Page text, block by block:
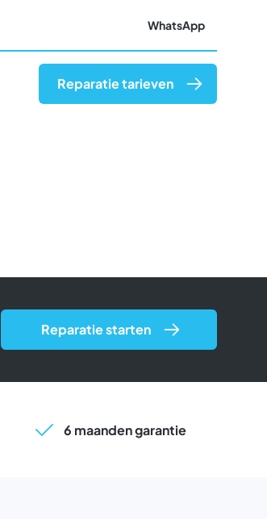
WhatsApp
Reparatie tarieven
Reparatie starten
6 maanden garantie